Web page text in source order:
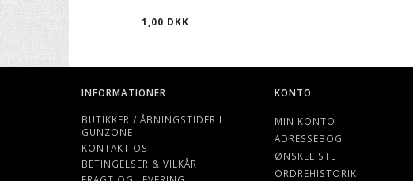
1,00 DKK
INFORMATIONER
BUTIKKER / ÅBNINGSTIDER I
GUNZONE
KONTAKT OS
BETINGELSER & VILKÅR
KONTO
MIN KONTO
ADRESSEBOG
ØNSKELISTE
ORDREHISTORIK